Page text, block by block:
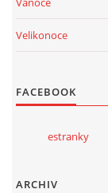
Velikonoce
FACEBOOK
estranky
ARCHIV